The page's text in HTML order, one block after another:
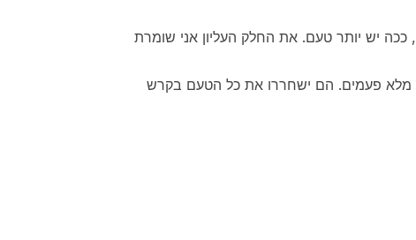
יש יותר טעם. את החלק העליון אני שומרת
מלא פעמים. הם ישחררו את כל הטעם בקרש